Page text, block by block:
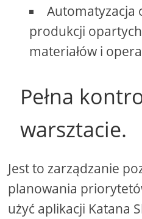
Automatyzacja
produkcji
materiałów i
Pełna
warsztacie.
Jest to zarządzanie
planowania
użyć aplikacji Katana